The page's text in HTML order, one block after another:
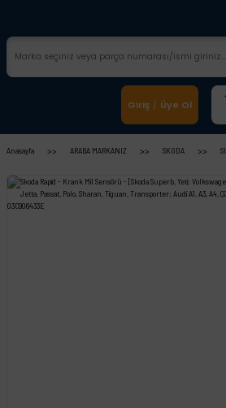
Giriş / Üye Ol
Anasayfa ARABA MARKANIZ SKODA